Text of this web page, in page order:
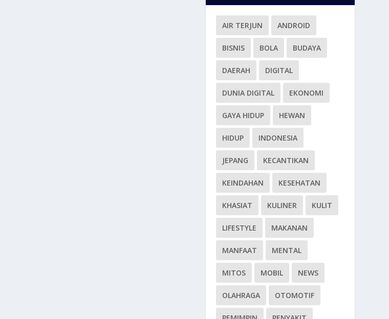
AIR TERJUN ANDROID
BISNIS BOLA BUDAYA
DAERAH DIGITAL
DUNIA DIGITAL EKONOMI
GAYA HIDUP HEWAN
HIDUP INDONESIA
JEPANG KECANTIKAN
KEINDAHAN KESEHATAN
KHASIAT KULINER KULIT
LIFESTYLE MAKANAN
MANFAAT MENTAL
MITOS MOBIL NEWS
OLAHRAGA OTOMOTIF